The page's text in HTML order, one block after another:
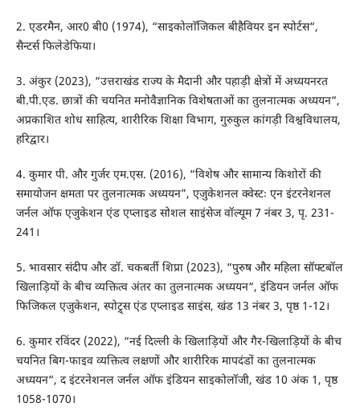
2. एडरमैन, आर0 बी0 (1974), “साइकोलाॅजिकल बीहैवियर इन स्पोर्टस“,
सैन्टर्स फिलेडेफिया।
3. अंकुर (2023), “उत्तराखंड राज्य के मैदानी और पहाड़ी क्षेत्रों में अध्ययनरत
बी.पी.एड. छात्रों की चयनित मनोवैज्ञानिक विशेषताओं का तुलनात्मक अध्ययन“,
अप्रकाशित शोध साहित्य, शारीरिक शिक्षा विभाग, गुरुकुल कांगड़ी विश्वविधालय,
हरिद्वार।
4. कुमार पी. और गुर्जर एम.एस. (2016), “विशेष और सामान्य किशोरों की
समायोजन क्षमता पर तुलनात्मक अध्ययन”, एजुकेशनल क्वेस्टः एन इंटरनेशनल
जर्नल ऑफ एजुकेशन एंड एप्लाइड सोशल साइंसेज वॉल्यूम 7 नंबर 3, पृ. 231-
241।
5. भावसार संदीप और डॉ. चकबर्ती शिप्रा (2023), “पुरुष और महिला सॉफ्टबॉल
खिलाड़ियों के बीच व्यक्तित्व अंतर का तुलनात्मक अध्ययन“, इंडियन जर्नल ऑफ
फिजिकल एजुकेशन, स्पोट्र्स एंड एप्लाइड साइंस, खंड 13 नंबर 3, पृष्ठ 1-12।
6. कुमार रविंदर (2022), “नई दिल्ली के खिलाड़ियों और गैर-खिलाड़ियों के बीच
चयनित बिग-फाइव व्यक्तित्व लक्षणों और शारीरिक मापदंडों का तुलनात्मक
अध्ययन“, द इंटरनेशनल जर्नल ऑफ इंडियन साइकोलॉजी, खंड 10 अंक 1, पृष्ठ
1058-1070।